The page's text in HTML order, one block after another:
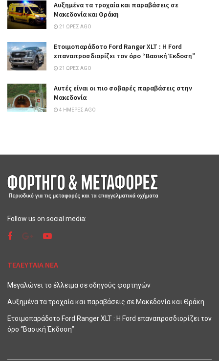
Αυξημένα τα τροχαία και παραβάσεις σε
Μακεδονία και Θράκη
21 ΏΡΕΣ AGO
Ετοιμοπαράδοτο Ford Ranger XLT : Η Ford
επαναπροσδιορίζει τον όρο “Βασική Έκδοση”
21 ΏΡΕΣ AGO
Αυτές είναι οι πιο σοβαρές παραβάσεις στην
Μακεδονία
4 ΗΜΈΡΕΣ AGO
Follow us on social media:
ΤΕΛΕΥΤΑΙΑ ΝΕΑ
Μεγαλώνει το έλλειμα σε οδηγούς φορτηγών
Αυξημένα τα τροχαία και παραβάσεις σε Μακεδονία και Θράκη
Ετοιμοπαράδοτο Ford Ranger XLT : Η Ford επαναπροσδιορίζει τον
όρο “Βασική Έκδοση”